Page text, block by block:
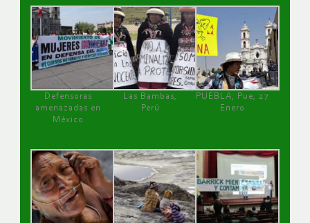
Defensoras
amenazadas en
México
Las Bambas,
Perú
PUEBLA, Pue, 27
Enero